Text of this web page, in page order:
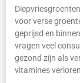
voor verse
geprijsd en
vragen veel
gezond zijn als
vitamines